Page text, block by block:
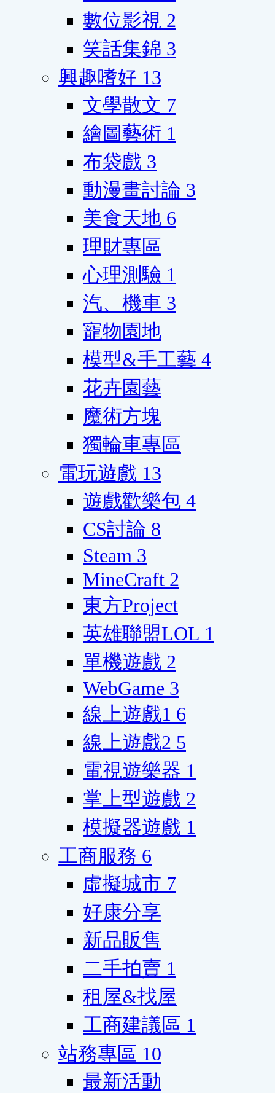
數位影視 2
笑話集錦 3
興趣嗜好 13
文學散文 7
繪圖藝術 1
布袋戲 3
動漫畫討論 3
美食天地 6
理財專區
心理測驗 1
汽、機車 3
寵物園地
模型&手工藝 4
花卉園藝
魔術方塊
獨輪車專區
電玩遊戲 13
遊戲歡樂包 4
CS討論 8
Steam 3
MineCraft 2
東方Project
英雄聯盟LOL 1
單機遊戲 2
WebGame 3
線上遊戲1 6
線上遊戲2 5
電視遊樂器 1
掌上型遊戲 2
模擬器遊戲 1
工商服務 6
虛擬城市 7
好康分享
新品販售
二手拍賣 1
租屋&找屋
工商建議區 1
站務專區 10
最新活動